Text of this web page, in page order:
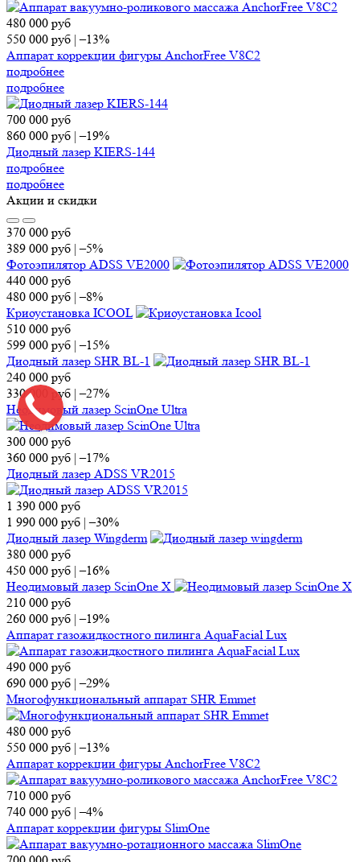
480 000 руб
550 000 руб |–13%
Аппарат коррекции фигуры AnchorFree V8C2
подробнее
подробнее
700 000 руб
860 000 руб |–19%
Диодный лазер KIERS-144
подробнее
подробнее
Акции и скидки
370 000 руб
389 000 руб |–5%
Фотоэпилятор ADSS VE2000
440 000 руб
480 000 руб |–8%
Криоустановка ICOOL
510 000 руб
599 000 руб |–15%
Диодный лазер SHR BL-1
240 000 руб
330 000руб |–27%
Неодимовый лазер ScinOne Ultra
300 000 руб
360 000 руб |–17%
Диодный лазер ADSS VR2015
1 390 000 руб
1 990 000 руб |–30%
Диодный лазер Wingderm
380 000 руб
450 000 руб |–16%
Неодимовый лазер ScinOne X
210 000 руб
260 000 руб |–19%
Аппарат газожидкостного пилинга AquaFacial Lux
490 000 руб
690 000 руб |–29%
Многофункциональный аппарат SHR Emmet
480 000 руб
550 000 руб |–13%
Аппарат коррекции фигуры AnchorFree V8C2
710 000 руб
740 000 руб |–4%
Аппарат коррекции фигуры SlimOne